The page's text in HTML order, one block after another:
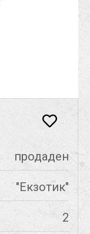
продаден
"Екзотик"
2